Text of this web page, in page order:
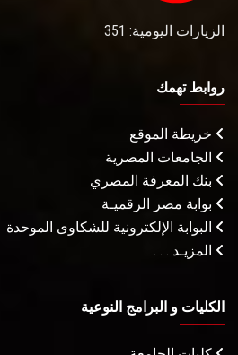
الزيارات اليومية: 351
روابط تهمك
خريطة الموقع
الجامعات المصرية
بنك المعرفة المصري
بوابة مصر الرقميـة
البوابة الإلكترونية للشكاوى الموحدة
المزيـد . . .
الكليات و البرامج النوعية